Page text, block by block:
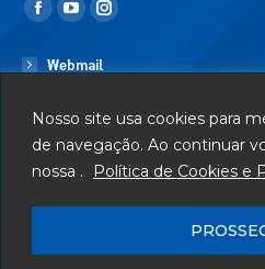
Nosso site usa cookies para
de navegação. Ao continuar
nossa .
Política de Cookies e
Encontre-nos em:
Webmail
Serviços
Telefones Úteis